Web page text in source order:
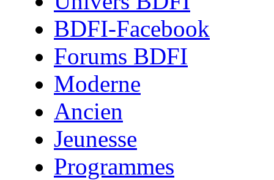
BDFI-Facebook
Forums BDFI
Moderne
Ancien
Jeunesse
Programmes